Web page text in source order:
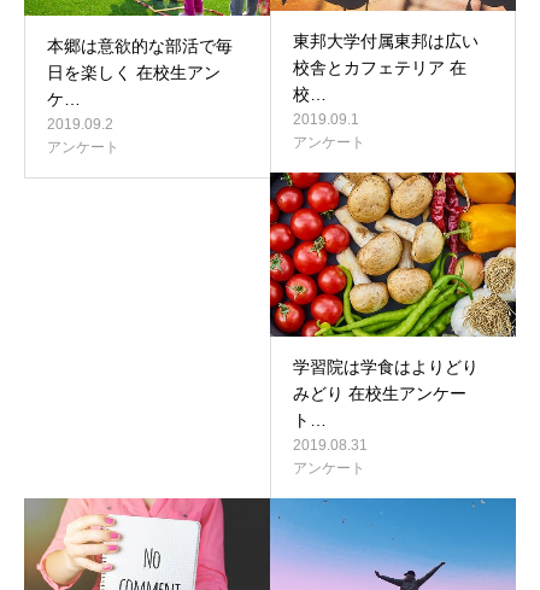
本郷は意欲的な部活で毎
日を楽しく 在校生アン
ケ…
2019.09.2
アンケート
東邦大学付属東邦は広い
校舎とカフェテリア 在
校…
2019.09.1
アンケート
学習院は学食はよりどり
みどり 在校生アンケー
ト…
2019.08.31
アンケート